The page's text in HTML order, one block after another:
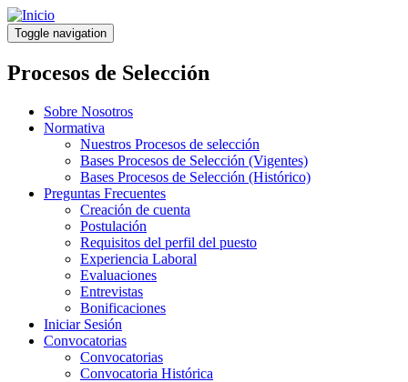
Pasar
al
contenido
principal
Toggle navigation
Procesos de Selección
Sobre Nosotros
Normativa
Nuestros Procesos de selección
Bases Procesos de Selección (Vigentes)
Bases Procesos de Selección (Histórico)
Preguntas Frecuentes
Creación de cuenta
Postulación
Requisitos del perfil del puesto
Experiencia Laboral
Evaluaciones
Entrevistas
Bonificaciones
Iniciar Sesión
Convocatorias
Convocatorias
Convocatoria Histórica